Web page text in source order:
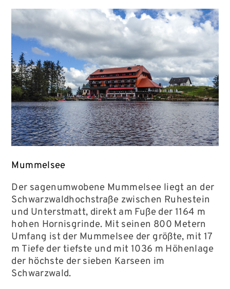
Mummelsee
Der sagenumwobene Mummelsee liegt an der
Schwarzwaldhochstraße zwischen Ruhestein
und Unterstmatt, direkt am Fuße der 1164 m
hohen Hornisgrinde. Mit seinen 800 Metern
Umfang ist der Mummelsee der größte, mit 17
m Tiefe der tiefste und mit 1036 m Höhenlage
der höchste der sieben Karseen im
Schwarzwald.